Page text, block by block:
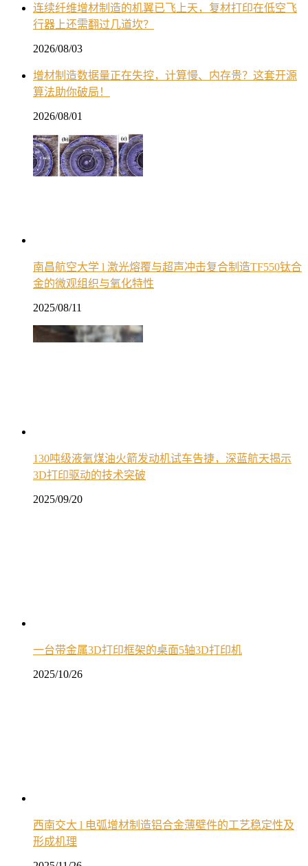
连续纤维增材制造的机翼已飞上天，复材打印在低空飞
行器上还需翻过几道坎？
2026/08/03
增材制造数据量正在失控，计算慢、内存贵？这套开源
算法助你破局！
2026/08/01
南昌航空大学 l 激光熔覆与超声冲击复合制造TF550钛合
金的微观组织与氧化特性
2025/08/11
130吨级液氧煤油火箭发动机试车告捷，深蓝航天揭示
3D打印驱动的技术突破
2025/09/20
一台带金属3D打印框架的桌面5轴3D打印机
2025/10/26
西南交大 l 电弧增材制造铝合金薄壁件的工艺稳定性及
形成机理